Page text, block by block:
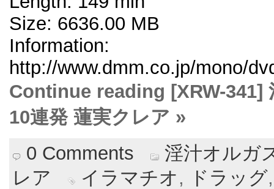
Size: 6636.00 MB
Information:
http://www.dmm.co.jp/mono/
Continue reading [XRW-341]
10連発 蓮実クレア »
0 Comments
淫汁オルガ
レア
イラマチオ , ドラッグ